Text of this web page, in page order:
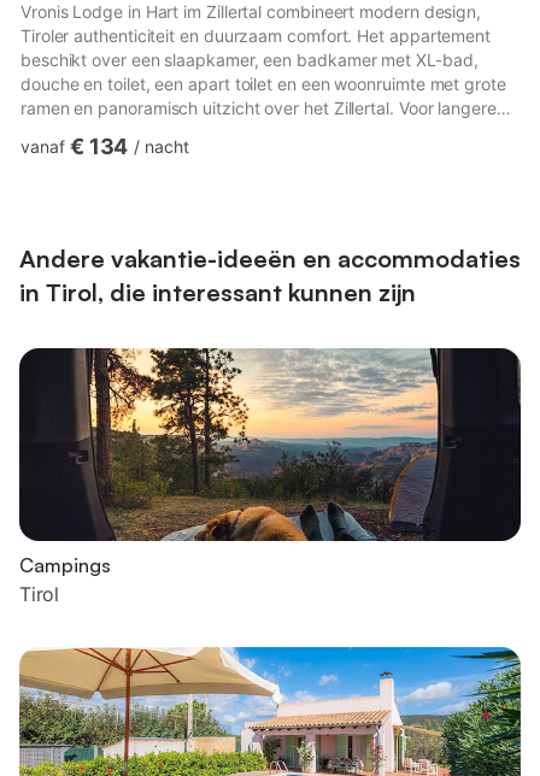
Vronis Lodge in Hart im Zillertal combineert modern design,
Tiroler authenticiteit en duurzaam comfort. Het appartement
beschikt over een slaapkamer, een badkamer met XL-bad,
douche en toilet, een apart toilet en een woonruimte met grote
ramen en panoramisch uitzicht over het Zillertal. Voor langere
Natuurlijke materialen en strakke lijnen zorgen voor een
vanaf € 134 / nacht
Andere vakantie-ideeën en accommodaties
in Tirol, die interessant kunnen zijn
Campings
Tirol